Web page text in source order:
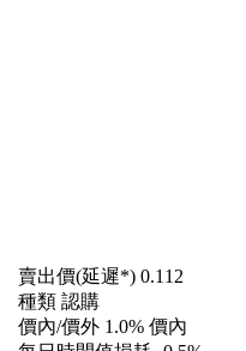
賣出價(延遲*) 0.112
種類 認購
價內/價外 1.0% 價內